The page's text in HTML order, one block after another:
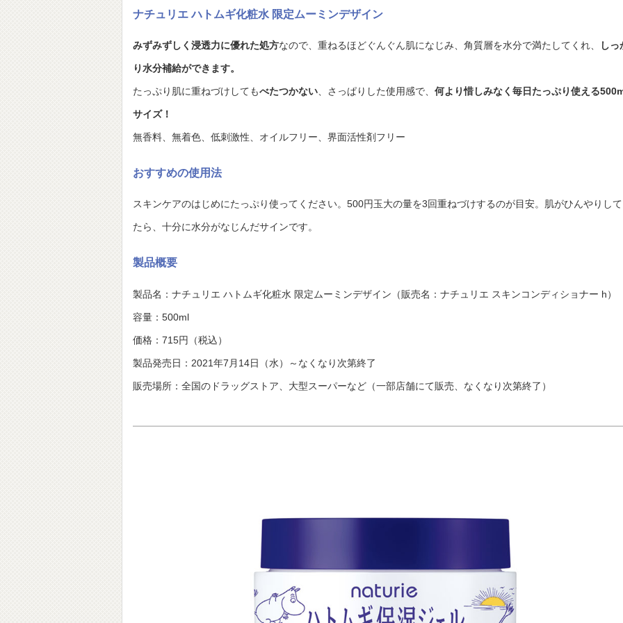
ナチュリエ ハトムギ化粧水 限定ムーミンデザイン
みずみずしく浸透力に優れた処方なので、重ねるほどぐんぐん肌になじみ、角質層を水分で満たしてくれ、 しっ
り水分補給ができます。
たっぷり肌に重ねづけしてもべたつかない 、さっぱりした使用感で、 何より惜しみなく毎日たっぷり使える
サイズ！
無香料、無着色、低刺激性、オイルフリー、界面活性剤フリー
おすすめの使用法
スキンケアのはじめにたっぷり使ってください。500円玉大の量を3回重ねづけするのが目安。肌がひんやりして
たら、十分に水分がなじんだサインです。
製品概要
製品名：ナチュリエ ハトムギ化粧水 限定ムーミンデザイン（販売名：ナチュリエ スキンコンディショナー h）
容量：500ml
価格：715円（税込）
製品発売日：2021年7月14日（水）～なくなり次第終了
販売場所：全国のドラッグストア、大型スーパーなど（一部店舗にて販売、なくなり次第終了）